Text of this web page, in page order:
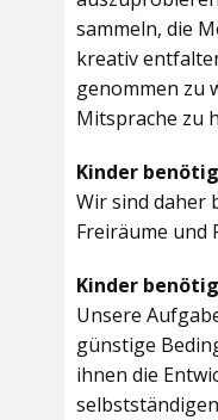
sammeln, die
kreativ
genommen zu
Mitsprache zu
Kinder
Wir sind daher
Freiräume und
Kinder
Unsere
günstige
ihnen die